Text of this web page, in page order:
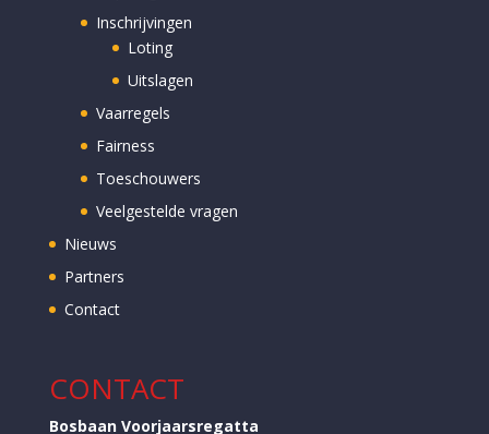
Inschrijvingen
Loting
Uitslagen
Vaarregels
Fairness
Toeschouwers
Veelgestelde vragen
Nieuws
Partners
Contact
CONTACT
Bosbaan Voorjaarsregatta